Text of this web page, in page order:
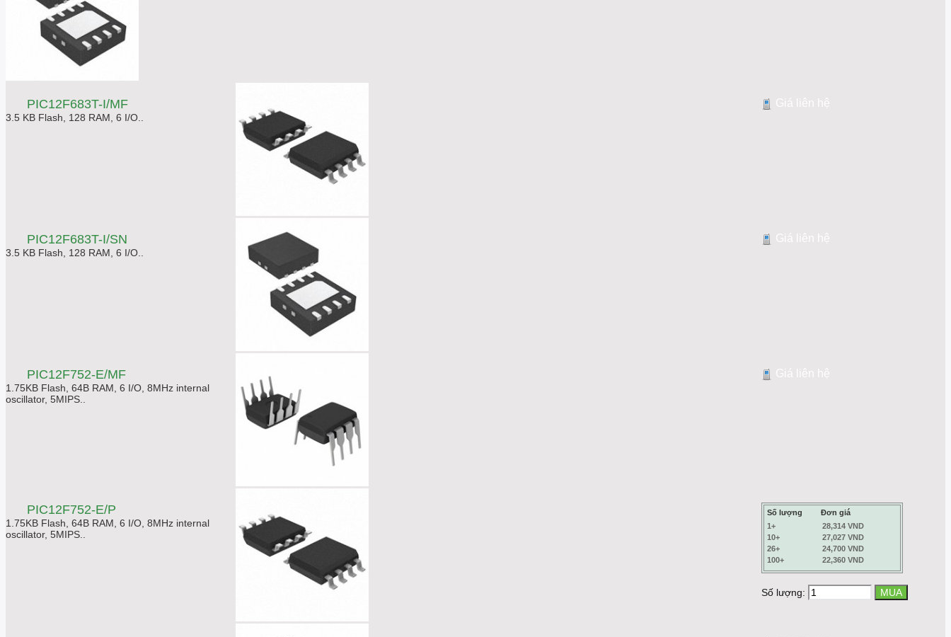
PIC12F683T-I/MF
3.5 KB Flash, 128 RAM, 6 I/O..
Giá liên hệ
PIC12F683T-I/SN
3.5 KB Flash, 128 RAM, 6 I/O..
Giá liên hệ
PIC12F752-E/MF
1.75KB Flash, 64B RAM, 6 I/O, 8MHz internal
oscillator, 5MIPS..
Giá liên hệ
PIC12F752-E/P
1.75KB Flash, 64B RAM, 6 I/O, 8MHz internal
oscillator, 5MIPS..
Số lượng
Đơn giá
1+
28,314 VND
10+
27,027 VND
26+
24,700 VND
100+
22,360 VND
Số lượng: